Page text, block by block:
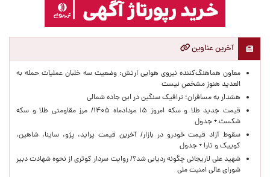
آخرین عناوین
معاون هماهنگ‌کننده نیروی هوایی ارتش: وضعیت سه خلبان عملیات حمله به
العدید هنوز مشخص نیست
هشدار به مسافران؛ ترافیک سنگین در این جاده شمالی
قیمت جدید طلا و سکه امروز ۱۵ مردادماه ۱۴۰۵/ مرز مقاومتی طلا و سکه
شکست + جدول
سقوط آزاد قیمت خودرو در بازار/ آخرین قیمت پراید، پژو، ساینا، شاهین،
کوییک و تارا + جدول
شهید علی لاریجانی چگونه ردیابی شد؟/ روایت سردار کوثری از نحوه شهادت دبیر
شورای عالی امنیت ملی